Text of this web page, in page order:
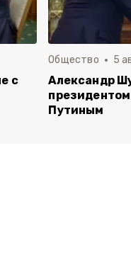
с
Общество 5
Александр
Путиным